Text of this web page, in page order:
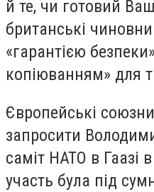
й те, чи готовий
британські
«гарантією
копіюванням» для
Європейські
запросити
саміт НАТО в Гаазі
участь була під